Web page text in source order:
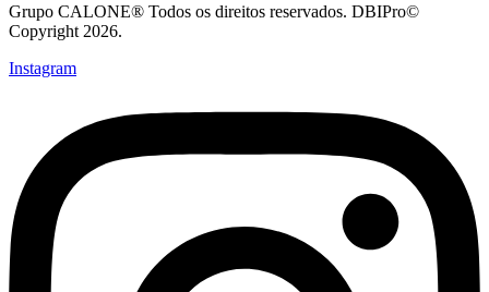
Grupo CALONE® Todos os direitos reservados. DBIPro©
Copyright 2026.
Instagram